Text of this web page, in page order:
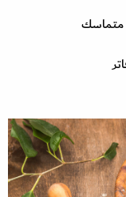
متماسك